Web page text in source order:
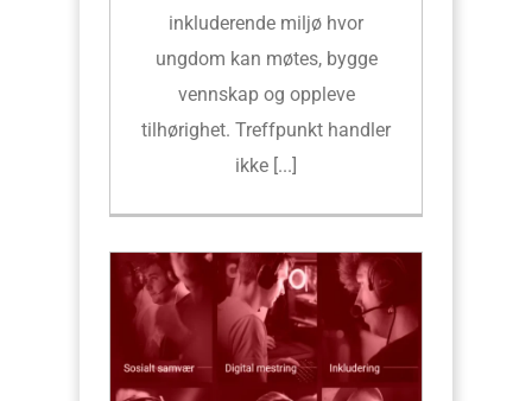
inkluderende miljø hvor
ungdom kan møtes, bygge
vennskap og oppleve
tilhørighet. Treffpunkt handler
ikke [...]